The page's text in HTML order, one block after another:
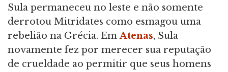
Sula permaneceu no leste e não somente
derrotou Mitridates como esmagou uma
rebelião na Grécia. EmAtenas, Sula
novamente fez por merecer sua reputação
de crueldade ao permitir que seus homens